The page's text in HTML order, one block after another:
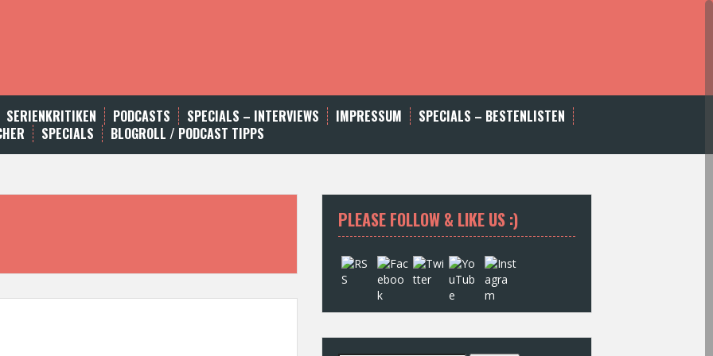
SERIENKRITIKEN PODCASTS SPECIALS – INTERVIEWS IMPRESSUM
SPECIALS – BESTENLISTEN
SPECIALS BLOGROLL / PODCAST TIPPS
PLEASE FOLLOW & LIKE US :)